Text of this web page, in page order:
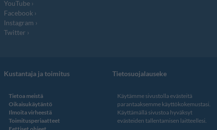
YouTube
Facebook
Instagram
Twitter
Kustantaja ja toimitus
Tietoa meistä
Oikaisukäytäntö
Ilmoita virheestä
Toimitusperiaatteet
Tietosuojalauseke
Käytämme sivustolla evästeitä
parantaaksemme käyttökokemustasi.
Käyttämällä sivustoa hyväksyt
evästeiden tallentamisen laitteellesi.